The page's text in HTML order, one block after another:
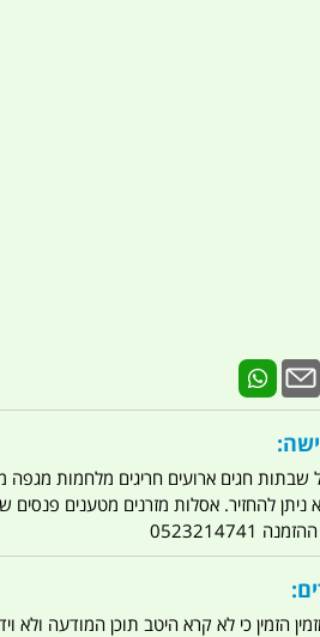
ניתן להחזיר. אסלות מזרנים מטענים
הזמין כי לא קרא היטב תוכן המודעה